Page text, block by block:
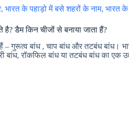
भारत के पहाड़ो में बसे शहरों के नाम, भारत
है? डैम किन चीजों से बनाया जाता हैं?
– गुरूत्व बांध , चाप बांध और तटबंध बांध।
बांध, रॉकफिल बांध या तटबंध बांध का एक